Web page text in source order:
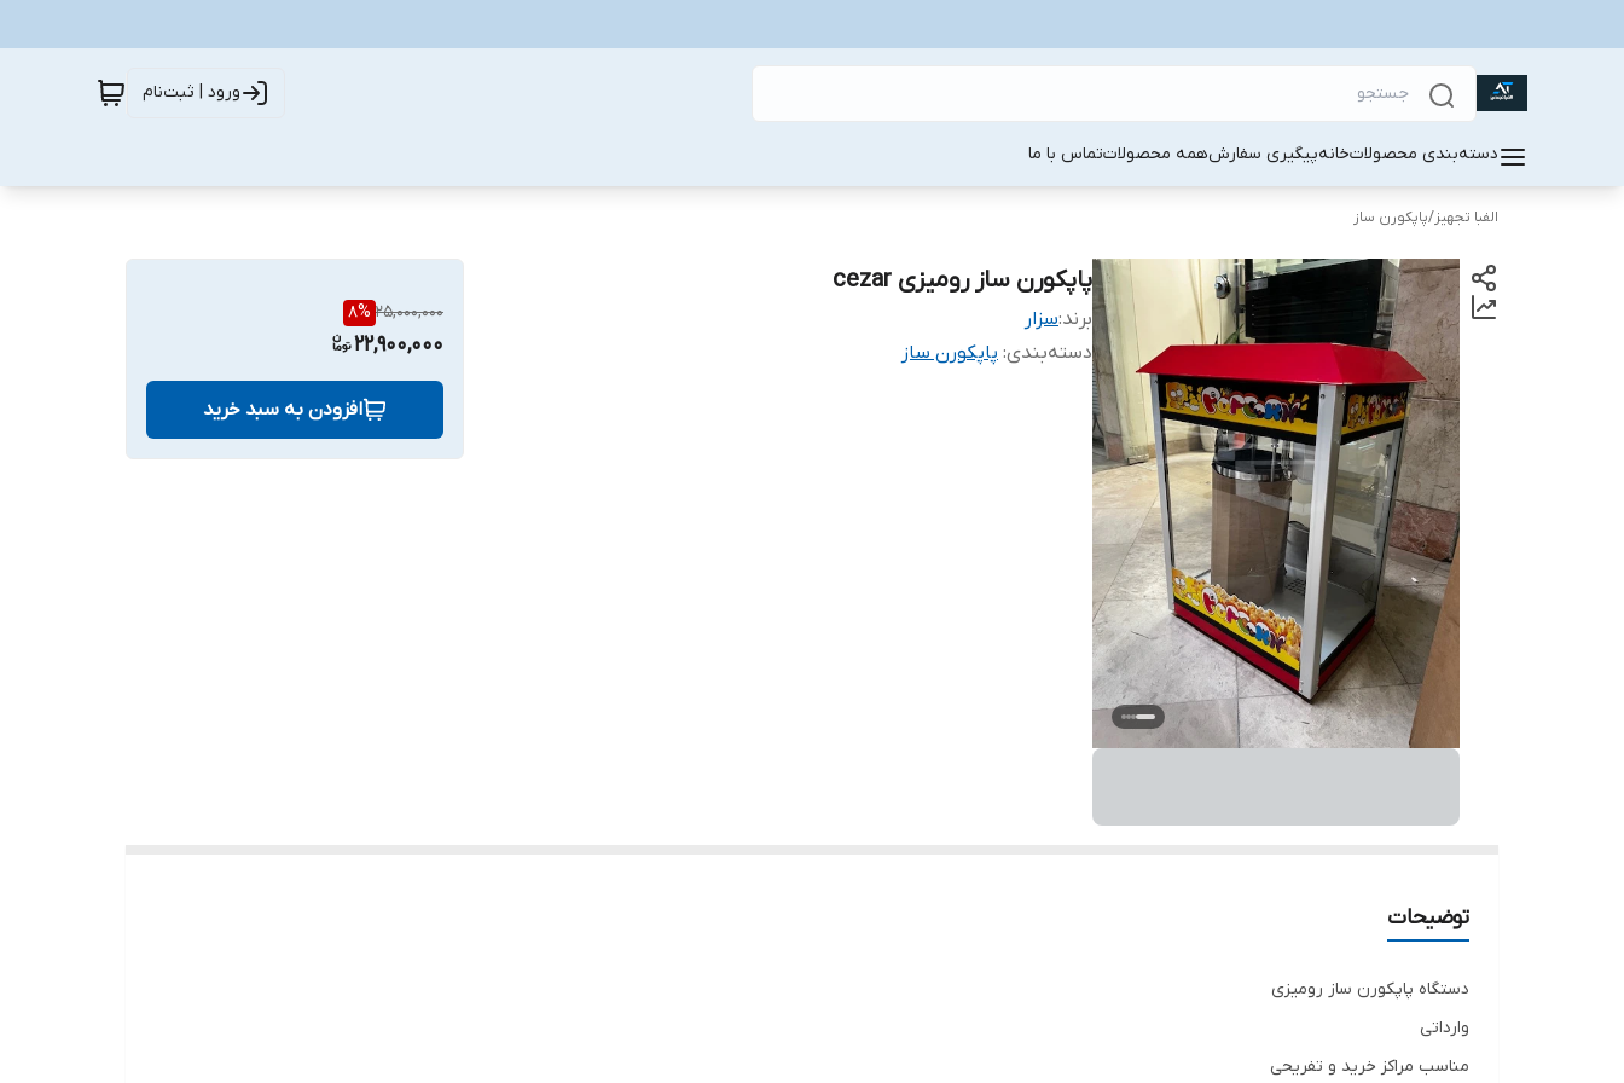
ورود | ثبت‌نام
دسته‌بندی محصولاتخانهپیگیری سفارشهمه محصولاتتماس با ما
الفبا تجهیز/پاپکورن ساز
پاپکورن ساز رومیزی cezar
برند:سزار
دسته‌بندی: پاپکورن ساز
25,000,000
8%
22,900,000
افزودن به سبد خرید
توضیحات
دستگاه پاپکورن ساز رومیزی
وارداتی
مناسب مراکز خرید و تفریحی